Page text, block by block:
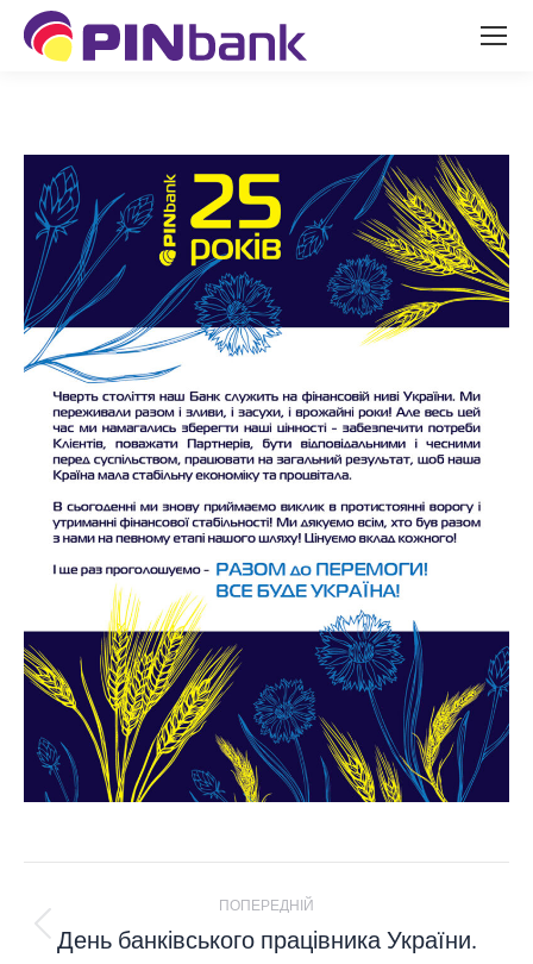
NAVIGATION
ПОПЕРЕДНІЙ
Попередній
День банківського працівника України.